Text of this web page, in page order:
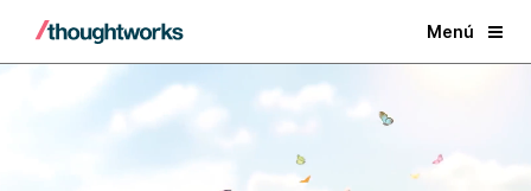
Menú